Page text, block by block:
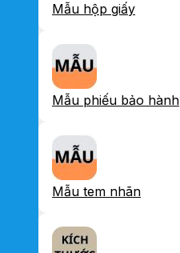
Mẫu hộp giấy
Mẫu phiếu bảo hành
Mẫu tem nhãn